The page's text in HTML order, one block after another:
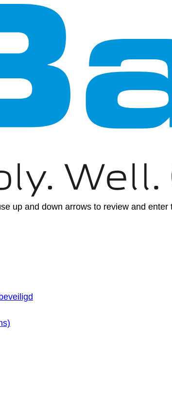
up and down arrows to review and